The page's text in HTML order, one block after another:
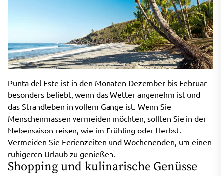
Punta del Este ist in den Monaten Dezember bis Februar
besonders beliebt, wenn das Wetter angenehm ist und
das Strandleben in vollem Gange ist. Wenn Sie
Menschenmassen vermeiden möchten, sollten Sie in der
Nebensaison reisen, wie im Frühling oder Herbst.
Vermeiden Sie Ferienzeiten und Wochenenden, um einen
ruhigeren Urlaub zu genießen.
Shopping und kulinarische Genüsse